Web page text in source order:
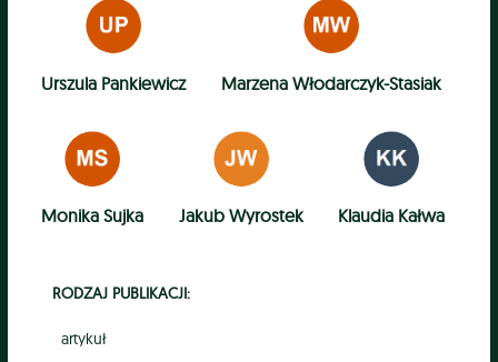
Urszula Pankiewicz Marzena Włodarczyk-Stasiak
Monika Sujka Jakub Wyrostek Klaudia Kałwa
RODZAJ PUBLIKACJI:
artykuł